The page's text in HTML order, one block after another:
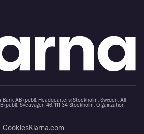
AB (publ). Headquarters: Stockholm, Sweden. All
(publ). Sveavägen 46, 111 34 Stockholm. Organization
CookiesKlarna.com